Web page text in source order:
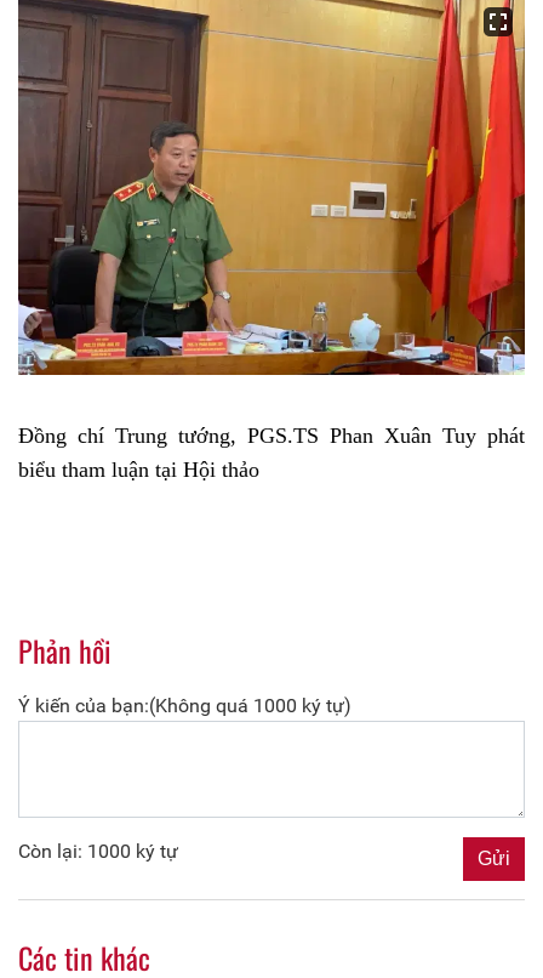
Đồng chí Trung tướng, PGS.TS Phan Xuân Tuy phát
biểu tham luận tại Hội thảo
Phản hồi
Ý kiến của bạn:(Không quá 1000 ký tự)
Còn lại: 1000 ký tự
Các tin khác